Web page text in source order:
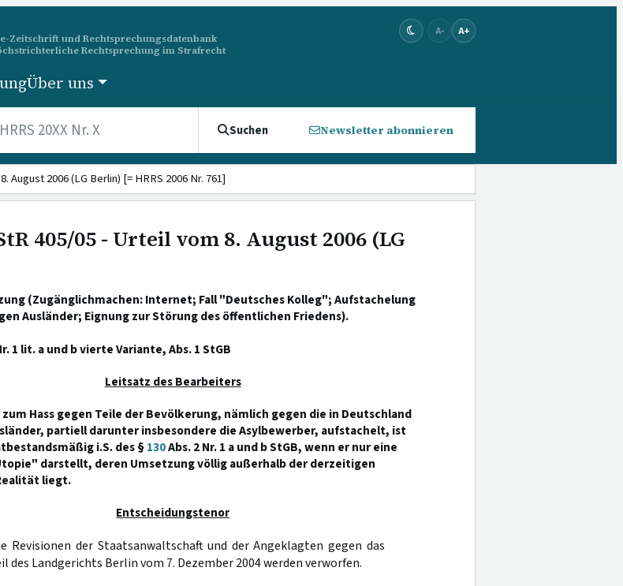
Zeitschrift und Rechtsprechungsdatenbank
Rechtsprechung im Strafrecht
A- A+
Über uns
Suchen Newsletter abonnieren
August 2006 (LG Berlin) [= HRRS 2006 Nr. 761]
405/05 - Urteil vom 8. August 2006 (LG
(Zugänglichmachen: Internet; Fall "Deutsches Kolleg"; Aufstachelung
Ausländer; Eignung zur Störung des öffentlichen Friedens).
1 lit. a und b vierte Variante, Abs. 1 StGB
Leitsatz des Bearbeiters
Hass gegen Teile der Bevölkerung, nämlich gegen die in Deutschland
partiell darunter insbesondere die Asylbewerber, aufstachelt, ist
i.S. des §130Abs. 2 Nr. 1 a und b StGB, wenn er nur eine
darstellt, deren Umsetzung völlig außerhalb der derzeitigen
liegt.
Entscheidungstenor
Revisionen der Staatsanwaltschaft und der Angeklagten gegen das
des Landgerichts Berlin vom 7. Dezember 2004 werden verworfen.